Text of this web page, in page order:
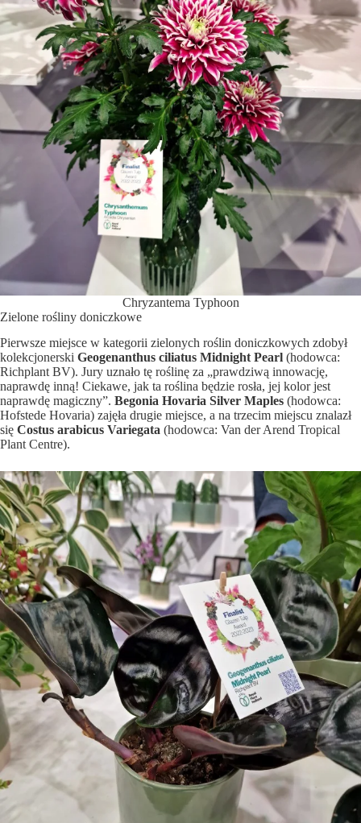
Chryzantema Typhoon
Zielone rośliny doniczkowe
Pierwsze miejsce w kategorii zielonych roślin doniczkowych zdobył
kolekcjonerski Geogenanthus ciliatus Midnight Pearl (hodowca:
Richplant BV). Jury uznało tę roślinę za „prawdziwą innowację,
naprawdę inną! Ciekawe, jak ta roślina będzie rosła, jej kolor jest
naprawdę magiczny”. Begonia Hovaria Silver Maples (hodowca:
Hofstede Hovaria) zajęła drugie miejsce, a na trzecim miejscu znalazł
się Costus arabicus Variegata (hodowca: Van der Arend Tropical
Plant Centre).